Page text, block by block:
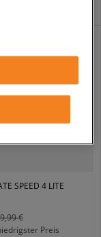
SPEED 4 LITE
€
Preis